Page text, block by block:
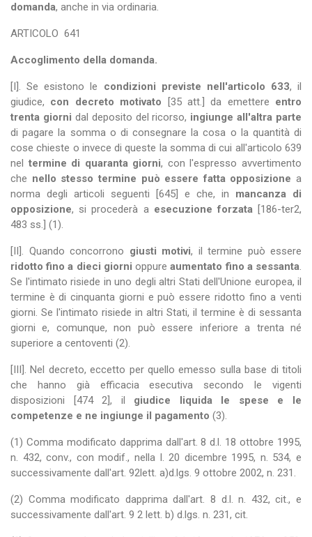
domanda, anche in via ordinaria.
ARTICOLO 641
Accoglimento della domanda.
[I]. Se esistono le condizioni previste nell'articolo 633, il
giudice, con decreto motivato [35 att.] da emettere entro
trenta giorni dal deposito del ricorso, ingiunge all'altra parte
di pagare la somma o di consegnare la cosa o la quantità di
cose chieste o invece di queste la somma di cui all'articolo 639
nel termine di quaranta giorni, con l'espresso avvertimento
che nello stesso termine può essere fatta opposizione a
norma degli articoli seguenti [645] e che, in mancanza di
opposizione, si procederà a esecuzione forzata[186-ter2,
483 ss.] (1).
[II]. Quando concorrono giusti motivi, il termine può essere
ridotto fino a dieci giorni oppureaumentato fino a sessanta.
Se l'intimato risiede in uno degli altri Stati dell'Unione europea, il
termine è di cinquanta giorni e può essere ridotto fino a venti
giorni. Se l'intimato risiede in altri Stati, il termine è di sessanta
giorni e, comunque, non può essere inferiore a trenta né
superiore a centoventi (2).
[III]. Nel decreto, eccetto per quello emesso sulla base di titoli
che hanno già efficacia esecutiva secondo le vigenti
disposizioni [474 2], il giudice liquida le spese e le
competenze e ne ingiunge il pagamento (3).
(1) Comma modificato dapprima dall'art. 8 d.l. 18 ottobre 1995,
n. 432, conv., con modif., nella l. 20 dicembre 1995, n. 534, e
successivamente dall'art. 92lett. a)d.lgs. 9 ottobre 2002, n. 231.
(2) Comma modificato dapprima dall'art. 8 d.l. n. 432, cit., e
successivamente dall'art. 9 2 lett. b) d.lgs. n. 231, cit.